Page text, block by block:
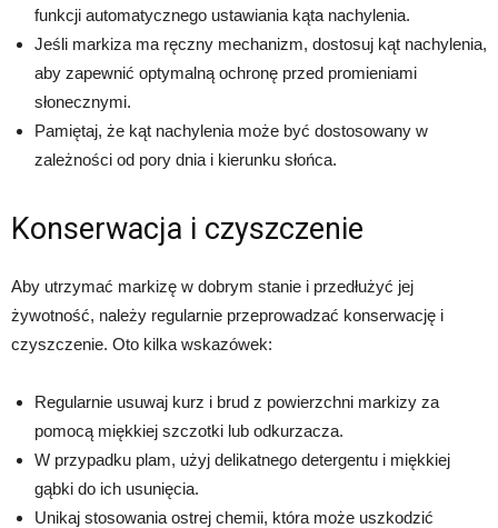
funkcji automatycznego ustawiania kąta nachylenia.
Jeśli markiza ma ręczny mechanizm, dostosuj kąt nachylenia,
aby zapewnić optymalną ochronę przed promieniami
słonecznymi.
Pamiętaj, że kąt nachylenia może być dostosowany w
zależności od pory dnia i kierunku słońca.
Konserwacja i czyszczenie
Aby utrzymać markizę w dobrym stanie i przedłużyć jej
żywotność, należy regularnie przeprowadzać konserwację i
czyszczenie. Oto kilka wskazówek:
Regularnie usuwaj kurz i brud z powierzchni markizy za
pomocą miękkiej szczotki lub odkurzacza.
W przypadku plam, użyj delikatnego detergentu i miękkiej
gąbki do ich usunięcia.
Unikaj stosowania ostrej chemii, która może uszkodzić